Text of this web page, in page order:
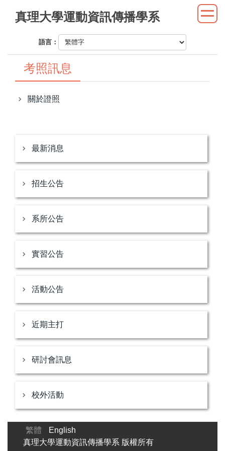
內
真理大學運動資訊傳播學系
語言：
考照訊息
關於證照
最新消息
招生公告
系所公告
實習公告
活動公告
近期主打
研討會訊息
校外活動
繁體
English
真理大學運動資訊傳播學系 版權所有